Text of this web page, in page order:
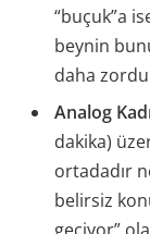
“buçuk”a
beynin
daha
Analog
dakika)
ortadadır
belirsiz
geçiyor”